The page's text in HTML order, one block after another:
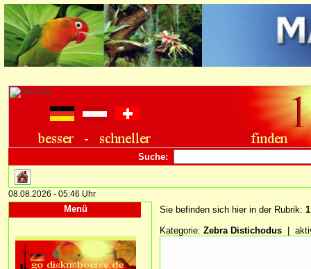
Suche:
08.08.2026 - 05:46 Uhr
Menü Sie befinden sich hier in der Rubrik:
Kategorie: Zebra Distichodus |